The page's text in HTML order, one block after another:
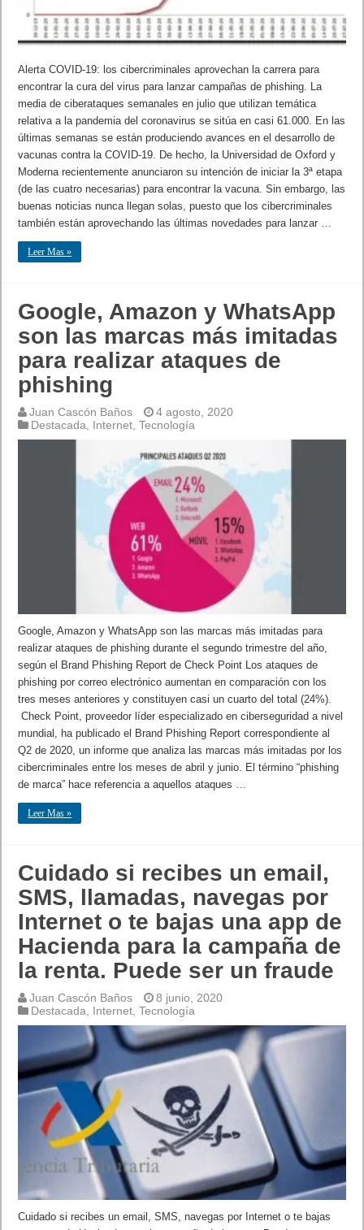
Alerta COVID-19: los cibercriminales aprovechan la carrera para
encontrar la cura del virus para lanzar campañas de phishing. La
media de ciberataques semanales en julio que utilizan temática
relativa a la pandemia del coronavirus se sitúa en casi 61.000. En las
últimas semanas se están produciendo avances en el desarrollo de
vacunas contra la COVID-19. De hecho, la Universidad de Oxford y
Moderna recientemente anunciaron su intención de iniciar la 3ª etapa
(de las cuatro necesarias) para encontrar la vacuna. Sin embargo, las
buenas noticias nunca llegan solas, puesto que los cibercriminales
también están aprovechando las últimas novedades para lanzar …
Leer Mas »
Google, Amazon y WhatsApp
son las marcas más imitadas
para realizar ataques de
phishing
Juan Cascón Baños
4 agosto, 2020
Destacada
Internet ,Tecnología
Google, Amazon y WhatsApp son las marcas más imitadas para
realizar ataques de phishing durante el segundo trimestre del año,
según el Brand Phishing Report de Check Point Los ataques de
phishing por correo electrónico aumentan en comparación con los
tres meses anteriores y constituyen casi un cuarto del total (24%).
Check Point, proveedor líder especializado en ciberseguridad a nivel
mundial, ha publicado el Brand Phishing Report correspondiente al
Q2 de 2020, un informe que analiza las marcas más imitadas por los
cibercriminales entre los meses de abril y junio. El término “phishing
de marca” hace referencia a aquellos ataques …
Leer Mas »
Cuidado si recibes un email,
SMS, llamadas, navegas por
Internet o te bajas una app de
Hacienda para la campaña de
la renta. Puede ser un fraude
Juan Cascón Baños
8 junio, 2020
Destacada
Internet ,Tecnología
Cuidado si recibes un email, SMS, navegas por Internet o te bajas